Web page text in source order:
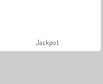
Jackpot